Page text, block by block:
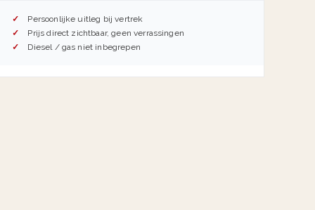
Persoonlijke uitleg bij vertrek
Prijs direct zichtbaar, geen verrassingen
Diesel / gas niet inbegrepen